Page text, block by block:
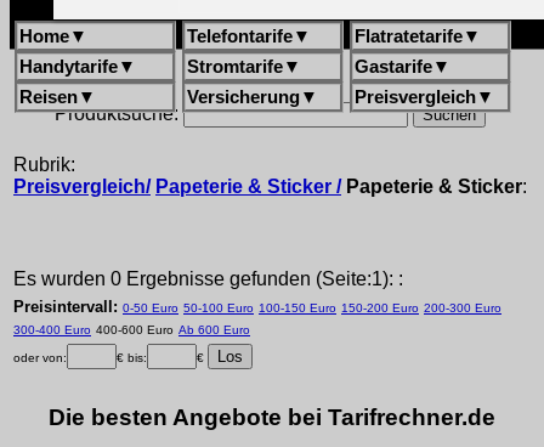
Home▼ Telefontarife▼ Flatratetarife▼
Handytarife▼ Stromtarife▼ Gastarife▼
Reisen▼ Versicherung▼ Preisvergleich▼
Produktsuche:
Rubrik:
Preisvergleich/ Papeterie & Sticker / Papeterie & Sticker:
Es wurden 0 Ergebnisse gefunden (Seite:1): :
Preisintervall: 0-50 Euro 50-100 Euro 100-150 Euro 150-200 Euro 200-300 Euro
300-400 Euro 400-600 Euro Ab 600 Euro
oder von: € bis: €
Die besten Angebote bei Tarifrechner.de